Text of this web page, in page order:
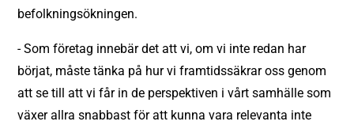
befolkningsökningen.
- Som företag innebär det att vi, om vi inte redan har
börjat, måste tänka på hur vi framtidssäkrar oss genom
att se till att vi får in de perspektiven i vårt samhälle som
växer allra snabbast för att kunna vara relevanta inte